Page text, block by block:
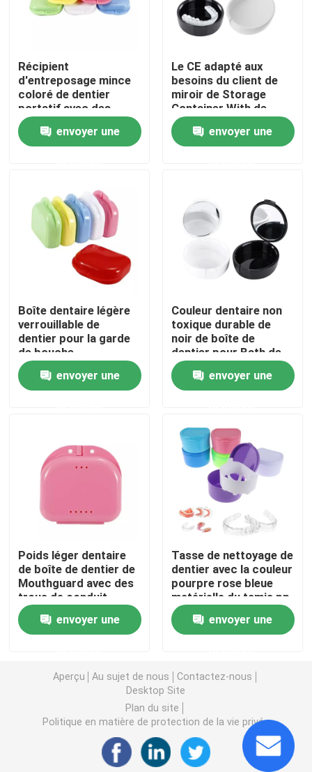
Produits
Au sujet de nous
Contrôle de qualité
Contactez-nous
Demandez une citation
Boîte dentaire de couronne
Boîte dentaire de dentier
Caisse de dispositif d'alignement avec le miroir
Solvant orthodontique de dispositif d'alignement
Articulateurs dentaires de laboratoire
Liens orthodontiques de ligature
Kit orthodontique de soin
ouvreur de bouche dentaire
Récipient
d'entreposage mince
coloré de dentier
portatif avec des
trous de conduit
envoyer une
Le CE adapté aux
besoins du client de
miroir de Storage
Container With de
garde de bouche a
approuvéenvoyer une
Boîte dentaire légère
verrouillable de
dentier pour la garde
de bouche
orthodontique
envoyer une
Couleur dentaire non
toxique durable de
noir de boîte de
dentier pour Bath de
dents de Fasle
envoyer une
Poids léger dentaire
de boîte de dentier de
Mouthguard avec des
trous de conduit
envoyer une
Tasse de nettoyage de
dentier avec la couleur
pourpre rose bleue
matérielle du tamis pp
envoyer une
Aperçu Au sujet de nous
Contactez-nous
Desktop Site
Plan du site
Politique en matière de protection de la vie privée